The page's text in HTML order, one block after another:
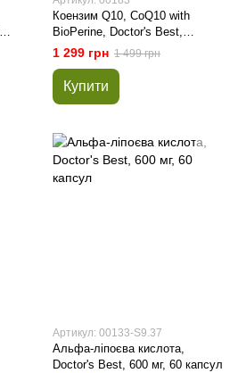
Коензим Q10, CoQ10 with
BioPerine, Doctor's Best,
біоперін, 100 мг, 120
вегетаріанських капсул
1 299 грн 1 499 грн
Купити
Артикул: 00133-S9.37
Альфа-ліпоєва кислота,
Doctor's Best, 600 мг, 60 капсул